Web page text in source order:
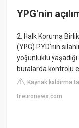
YPG'nin
2. Halk Koruma
(YPG) PYD'nin
yoğunluklu
buralarda kontrolü
Kaynak kaldırma
tr.euronews.com